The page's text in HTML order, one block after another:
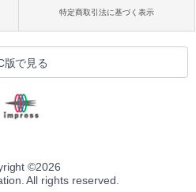
特定商取引法に基づく表示
版で見る
©2026
All rights reserved.